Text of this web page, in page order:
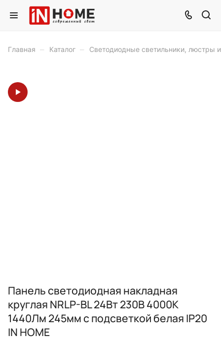
Главная – Каталог – Светодиодные светильники, люстры
Панель светодиодная накладная
круглая NRLP-BL 24Вт 230В 4000К
1440Лм 245мм с подсветкой белая IP20
IN HOME